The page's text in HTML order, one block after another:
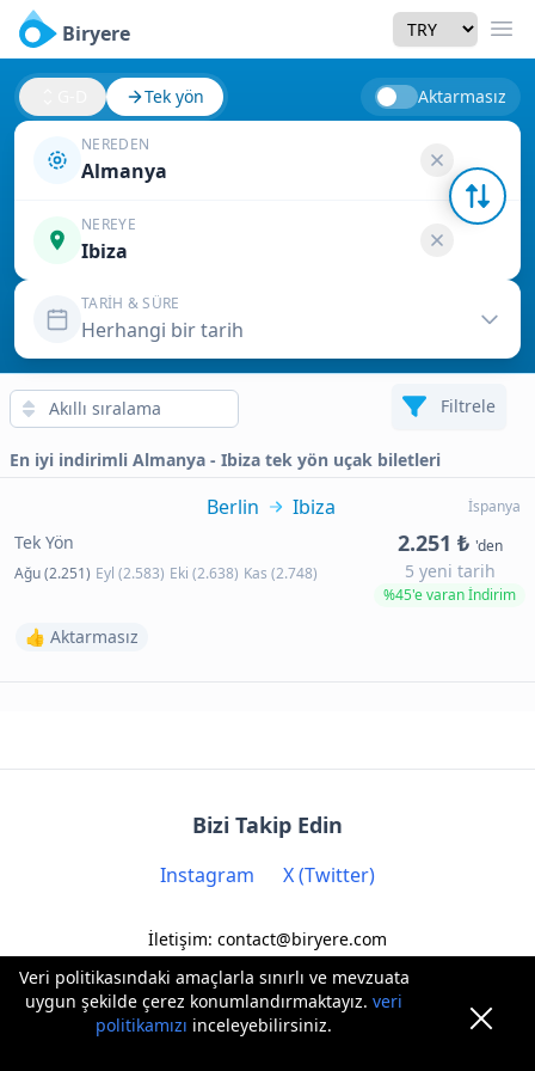
Veri politikasındaki amaçlarla sınırlı ve mevzuata
uygun şekilde çerez konumlandırmaktayız.veri
politikamızı inceleyebilirsiniz.
Biryere Currency
Tek yön Aktarmasız
NEREDEN
Almanya
NEREYE
Ibiza
TARIH & SÜRE
Herhangi bir tarih
Filtrele
En iyi indirimli Almanya - Ibiza tek yön uçak biletleri
İspanya
Berlin Ibiza
Tek Yön
Ağu (2.251) Eyl (2.583) Eki (2.638) Kas (2.748)
2.251 ₺ 'den
5 yeni tarih
%45'e varan İndirim
👍 Aktarmasız
Bizi Takip Edin
Instagram X (Twitter)
İletişim: contact@biryere.com